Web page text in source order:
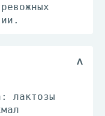
лактозы